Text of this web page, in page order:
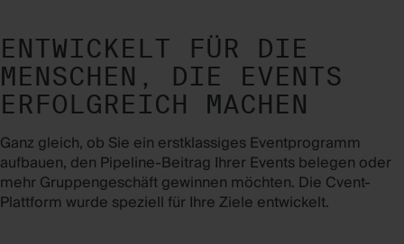
ENTWICKELT FÜR DIE
MENSCHEN, DIE EVENTS
ERFOLGREICH MACHEN
Ganz gleich, ob Sie ein erstklassiges Eventprogramm
aufbauen, den Pipeline-Beitrag Ihrer Events belegen oder
mehr Gruppengeschäft gewinnen möchten. Die Cvent-
Plattform wurde speziell für Ihre Ziele entwickelt.